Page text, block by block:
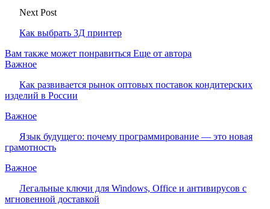
Next Post
Как выбрать 3Д принтер
Вам также может понравиться Еще от автора
Важное
Как развивается рынок оптовых поставок кондитерских
изделий в России
Важное
Язык будущего: почему программирование — это новая
грамотность
Важное
Легальные ключи для Windows, Office и антивирусов с
мгновенной доставкой